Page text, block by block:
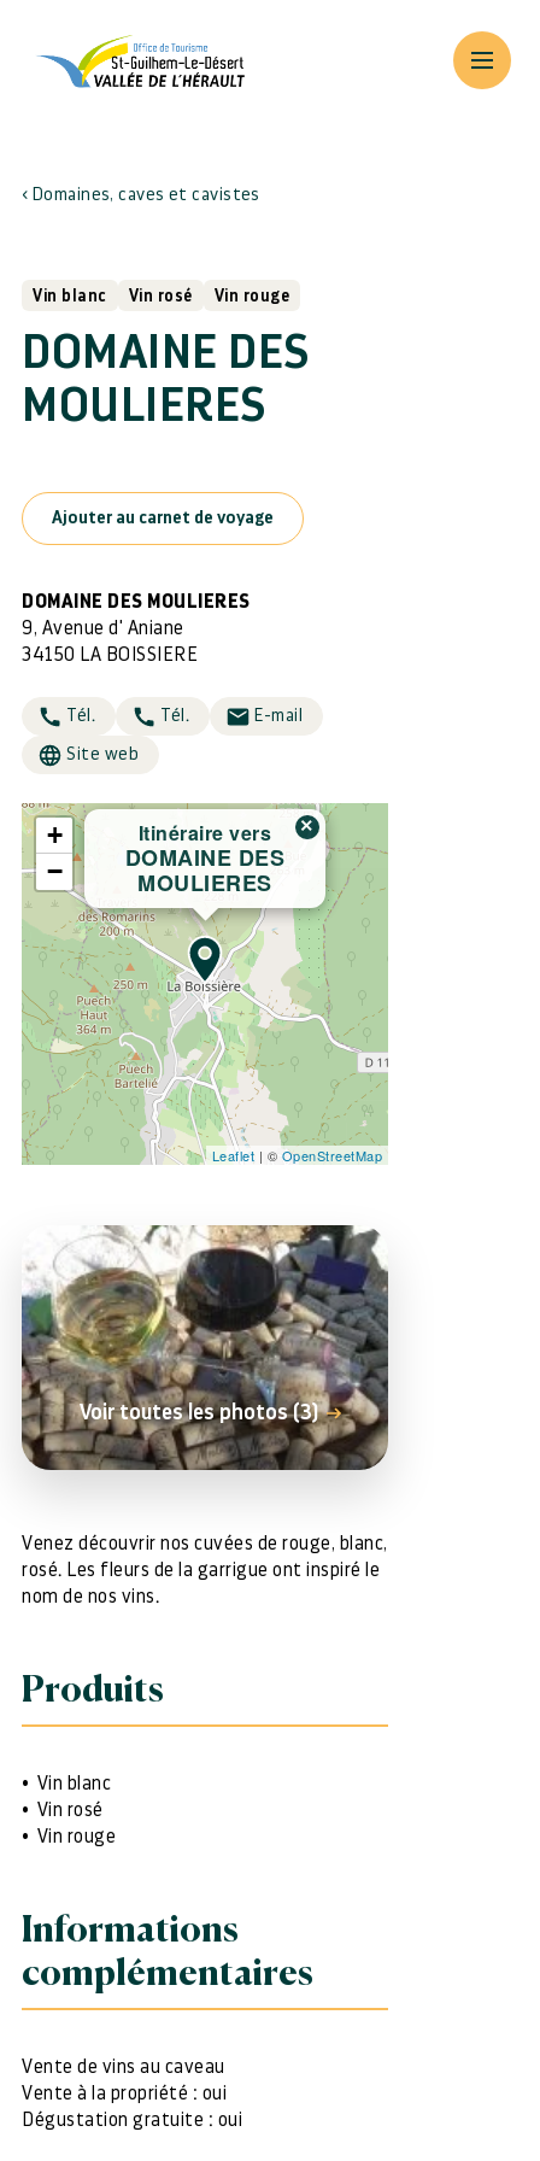
Domaines, caves et cavistes
Vin blanc Vin rosé Vin rouge
DOMAINE DES
MOULIERES
Ajouter au carnet de voyage
DOMAINE DES MOULIERES
9, Avenue d' Aniane
34150 LA BOISSIERE
Tél. Tél. E-mail
Site web
Itinéraire vers
DOMAINE DES
MOULIERES
×
+
−
Leaflet | © OpenStreetMap
Voir toutes les photos (3)
Venez découvrir nos cuvées de rouge, blanc,
rosé. Les fleurs de la garrigue ont inspiré le
nom de nos vins.
Produits
Vin blanc
Vin rosé
Vin rouge
Informations
complémentaires
Vente de vins au caveau
Vente à la propriété : oui
Dégustation gratuite : oui